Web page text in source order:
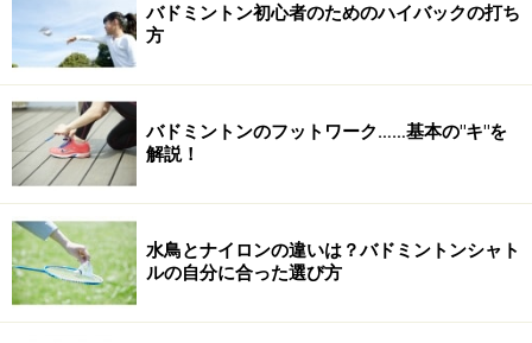
バドミントン初心者のためのハイバックの打ち
方
バドミントンのフットワーク……基本の"キ"を
解説！
水鳥とナイロンの違いは？バドミントンシャト
ルの自分に合った選び方